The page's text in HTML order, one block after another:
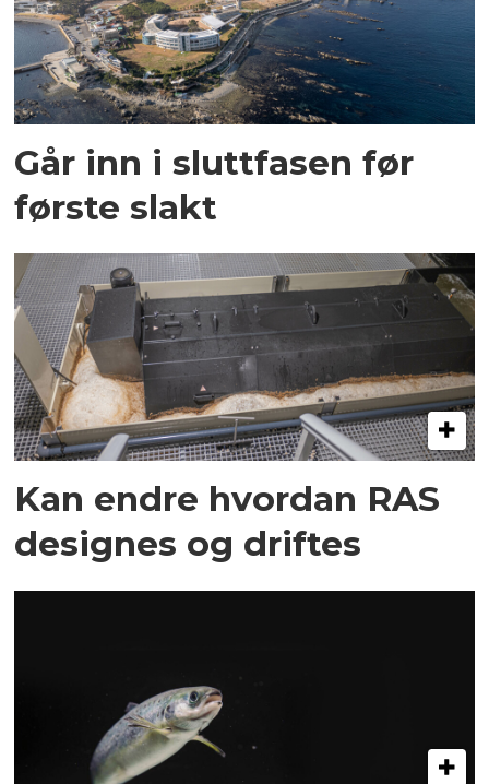
Går inn i sluttfasen før
første slakt
Kan endre hvordan RAS
designes og driftes